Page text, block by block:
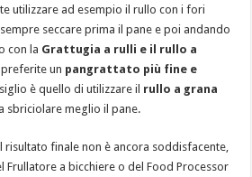
utilizzare ad esempio il rullo con i fori
seccare prima il pane e poi andando
con la Grattugia a rulli e il rullo a
preferite un pangrattato più fine e
è quello di utilizzare il rullo a grana
sbriciolare meglio il pane.
risultato finale non è ancora soddisfacente,
Frullatore a bicchiere o del Food Processor